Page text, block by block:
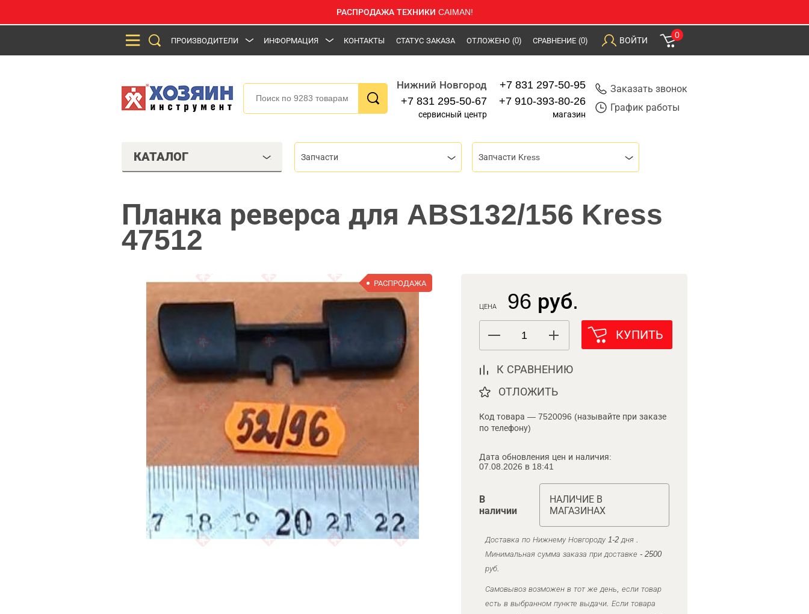
РАСПРОДАЖА ТЕХНИКИ CAIMAN!
ПРОИЗВОДИТЕЛИ ИНФОРМАЦИЯ КОНТАКТЫ СТАТУС ЗАКАЗА ОТЛОЖЕНО (0) СРАВНЕНИЕ (0) ВОЙТИ
0
Нижний Новгород
+7 831 295-50-67
сервисный центр
+7 831 297-50-95
+7 910-393-80-26
магазин
Заказать звонок
График работы
КАТАЛОГ Запчасти Запчасти Kress
Планка реверса для ABS132/156 Kress
47512
РАСПРОДАЖА
ЦЕНА 96 руб.
КУПИТЬ
К СРАВНЕНИЮ
ОТЛОЖИТЬ
Код товара — 7520096 (называйте при заказе
по телефону)
Дата обновления цен и наличия:
07.08.2026 в 18:41
В
наличии
НАЛИЧИЕ В
МАГАЗИНАХ
Доставка по Нижнему Новгороду 1-2 дня .
Минимальная сумма заказа при доставке - 2500
руб.
Самовывоз возможен в тот же день, если товар
есть в выбранном пункте выдачи. Если товара